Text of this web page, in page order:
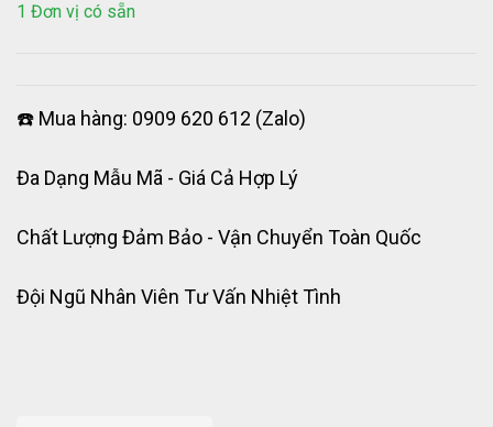
1 Đơn vị có sẵn
☎️ Mua hàng: 0909 620 612 (Zalo)
Đa Dạng Mẫu Mã - Giá Cả Hợp Lý
Chất Lượng Đảm Bảo - Vận Chuyển Toàn Quốc
Đội Ngũ Nhân Viên Tư Vấn Nhiệt Tình